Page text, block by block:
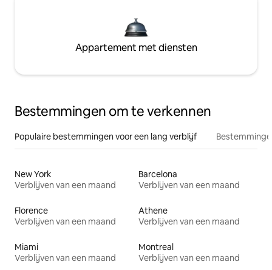
Appartement met diensten
Bestemmingen om te verkennen
Populaire bestemmingen voor een lang verblijf
New York
Verblijven van een maand
Barcelona
Verblijven van een maand
Florence
Verblijven van een maand
Athene
Verblijven van een maand
Miami
Verblijven van een maand
Montreal
Verblijven van een maand